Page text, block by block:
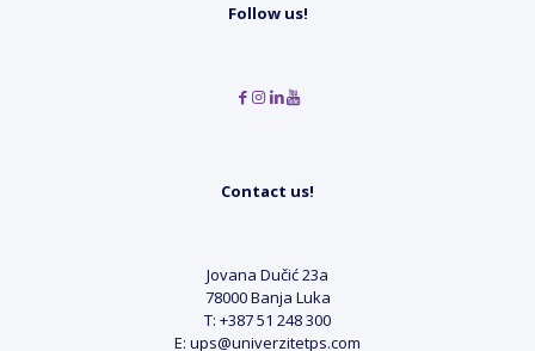
Follow us!
Contact us!
Jovana Dučić 23a
78000 Banja Luka
T: +387 51 248 300
E: ups@univerzitetps.com